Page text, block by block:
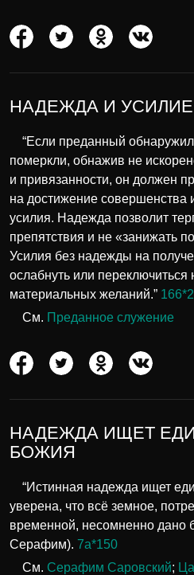
НАДЕЖДА И УСИЛИЕ
“Если преданный
померкли, обнажив не
и привязанности, он должен
на достижение совершенства
усилия. Надежда позволит
препятствия и не «занижать
Усилия без надежды на
ослабнуть или переключиться
материальных желаний.”
См. Преданное служение
НАДЕЖДА ИЩЕТ
БОЖИЯ
“Истинная надежда ищет
уверена, что всё земное,
временной, несомненно дано
Серафим). 7а*150
См. Серафим Саровский;